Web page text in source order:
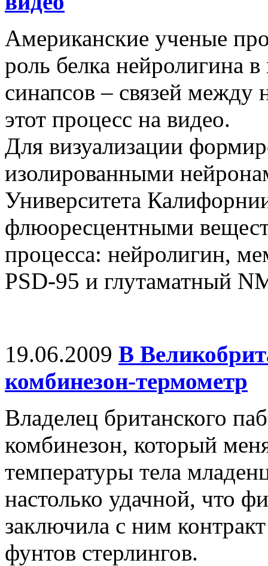
Американские ученые
роль белка нейролигина
синапсов – связей
этот процесс на видео.
Для визуализации
изолированными
Университета
флюоресцентными
процесса: нейролигин,
PSD-95 и глутаматный
19.06.2009 В
комбинезон-термометр
Владелец британского
комбинезон, который
температуры тела
настолько удачной, что
заключила с ним
фунтов стерлингов.